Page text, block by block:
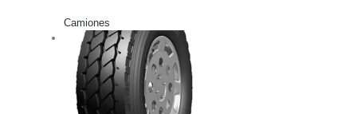
Camiones